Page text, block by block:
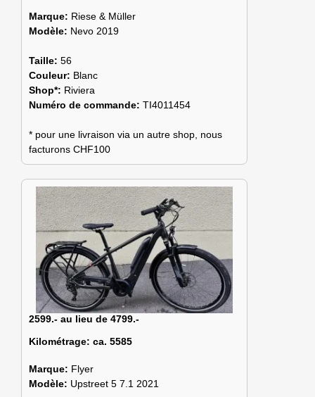
Marque: Riese & Müller
Modèle: Nevo 2019
Taille: 56
Couleur: Blanc
Shop*: Riviera
Numéro de commande: TI4011454
* pour une livraison via un autre shop, nous
facturons CHF100
2599.- au lieu de 4799.-
Kilométrage: ca. 5585
Marque: Flyer
Modèle: Upstreet 5 7.1 2021